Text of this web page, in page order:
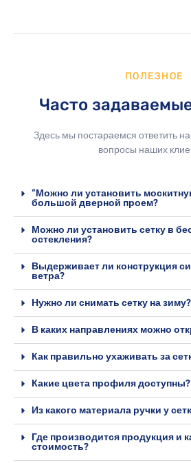
ПОЛЕЗНОЕ
Часто
Здесь мы постараемся ответить
вопросы наших
“Можно ли установить
большой дверной проем?
Можно ли установить сетку в
остекления?
Выдерживает ли конструкция
ветра?
Нужно ли снимать сетку на зиму?
В каких направлениях можно
Как правильно ухаживать за
Какие цвета профиля доступны?
Из какого материала ручки у
Где производится продукция и
стоимость?